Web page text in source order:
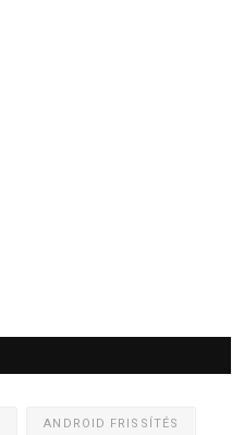
ANDROID FRISSÍTÉS